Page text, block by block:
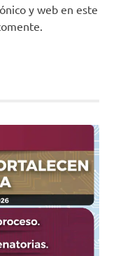
y web en este